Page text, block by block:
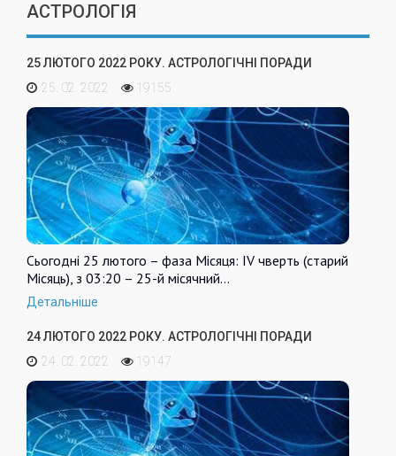
АСТРОЛОГІЯ
25 ЛЮТОГО 2022 РОКУ. АСТРОЛОГІЧНІ ПОРАДИ
25. 02. 2022
19155
Сьогодні 25 лютого – фаза Місяця: IV чверть (старий
Місяць), з 03:20 – 25-й місячний…
Детальніше
24 ЛЮТОГО 2022 РОКУ. АСТРОЛОГІЧНІ ПОРАДИ
24. 02. 2022
19147